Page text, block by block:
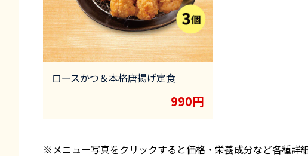
ロースかつ＆本格唐揚げ定食
990円
※メニュー写真をクリックすると価格・栄養成分など各種詳